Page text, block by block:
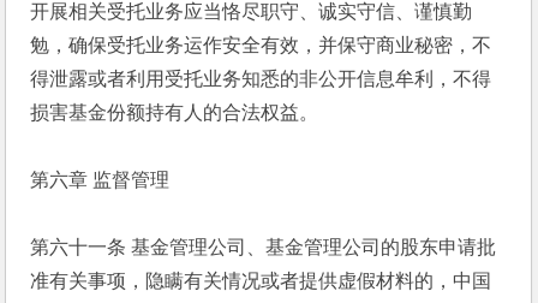
开展相关受托业务应当恪尽职守、诚实守信、谨慎勤
勉，确保受托业务运作安全有效，并保守商业秘密，不
得泄露或者利用受托业务知悉的非公开信息牟利，不得
损害基金份额持有人的合法权益。
第六章 监督管理
第六十一条 基金管理公司、基金管理公司的股东申请批
准有关事项，隐瞒有关情况或者提供虚假材料的，中国